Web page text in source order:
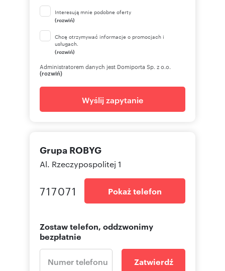
Interesują mnie podobne oferty
(rozwiń)
Chcę otrzymywać informacje o promocjach i
usługach.
(rozwiń)
Administratorem danych jest Domiporta Sp. z o.o.
(rozwiń)
Wyślij zapytanie
Grupa ROBYG
Al. Rzeczypospolitej 1
717071 Pokaż telefon
Zostaw telefon, oddzwonimy
bezpłatnie
Zatwierdź